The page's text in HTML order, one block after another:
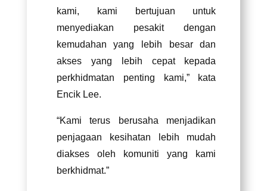
kami, kami bertujuan untuk
menyediakan pesakit dengan
kemudahan yang lebih besar dan
akses yang lebih cepat kepada
perkhidmatan penting kami,” kata
Encik Lee.
“Kami terus berusaha menjadikan
penjagaan kesihatan lebih mudah
diakses oleh komuniti yang kami
berkhidmat.”